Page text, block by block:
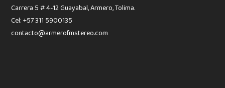
Carrera 5 # 4-12 Guayabal, Armero, Tolima.
Cel: +57 311 5900135
contacto@armerofmstereo.com